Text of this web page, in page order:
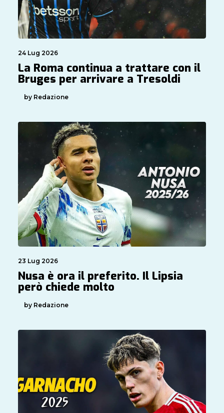
24 Lug 2026
La Roma continua a trattare con il
Bruges per arrivare a Tresoldi
by Redazione
23 Lug 2026
Nusa è ora il preferito. Il Lipsia
però chiede molto
by Redazione